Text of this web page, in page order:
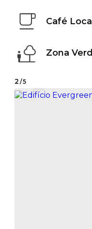
Café Local
Zona
2 /5